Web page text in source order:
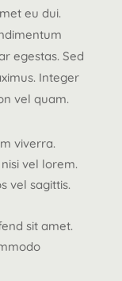
eu dui.
egestas. Sed
Integer
vel quam.
viverra.
vel lorem.
vel sagittis.
sit amet.